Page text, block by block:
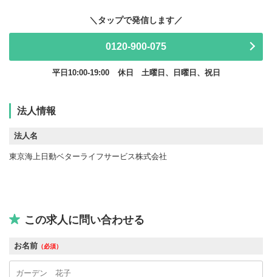
0120-900-075
平日10:00-19:00 休日 土曜日、日曜日、祝日
法人情報
法人名
東京海上日動ベターライフサービス株式会社
この求人に問い合わせる
お名前 （必須）